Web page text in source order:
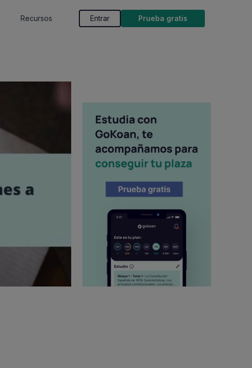
Recursos Entrar Prueba gratis